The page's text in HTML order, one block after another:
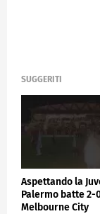
SUGGERITI
Aspettando la
Palermo batte 2-
Melbourne City